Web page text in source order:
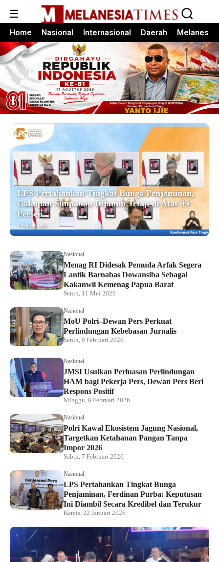
☰
Home Nasional Internasional Daerah Melanesia
LPS Pertahankan Tingkat Bunga Penjaminan,
Cakupan Simpanan Dijamin Tetap di Atas 99
Persen
1 bulan lalu
Nasional
Menag RI Didesak Pemuda Arfak Segera
Lantik Barnabas Dowansiba Sebagai
Kakanwil Kemenag Papua Barat
Senin, 11 Mei 2026
Nasional
MoU Polri–Dewan Pers Perkuat
Perlindungan Kebebasan Jurnalis
Senin, 9 Februari 2026
Nasional
JMSI Usulkan Perluasan Perlindungan
HAM bagi Pekerja Pers, Dewan Pers Beri
Respons Positif
Minggu, 8 Februari 2026
Nasional
Polri Kawal Ekosistem Jagung Nasional,
Targetkan Ketahanan Pangan Tanpa
Impor 2026
Sabtu, 7 Februari 2026
Nasional
LPS Pertahankan Tingkat Bunga
Penjaminan, Ferdinan Purba: Keputusan
Ini Diambil Secara Kredibel dan Terukur
Kamis, 22 Januari 2026